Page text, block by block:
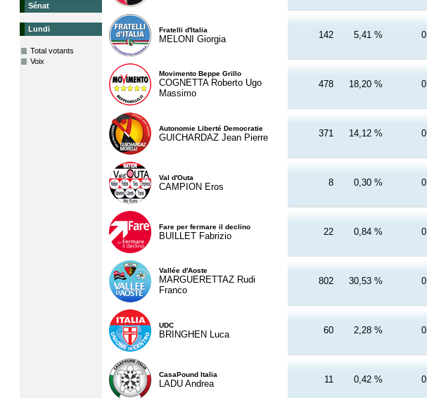
Sénat
Lundi
Total votants
Voix
Fratelli d'Italia
MELONI Giorgia 142 5,41 % 0
Movimento Beppe Grillo
COGNETTA Roberto Ugo
Massimo
478 18,20 % 0
Autonomie Liberté Democratie
GUICHARDAZ Jean Pierre 371 14,12 % 0
Val d'Outa
CAMPION Eros 8 0,30 % 0
Fare per fermare il declino
BUILLET Fabrizio 22 0,84 % 0
Vallée d'Aoste
MARGUERETTAZ Rudi
Franco
802 30,53 % 0
UDC
BRINGHEN Luca 60 2,28 % 0
CasaPound Italia
LADU Andrea 11 0,42 % 0